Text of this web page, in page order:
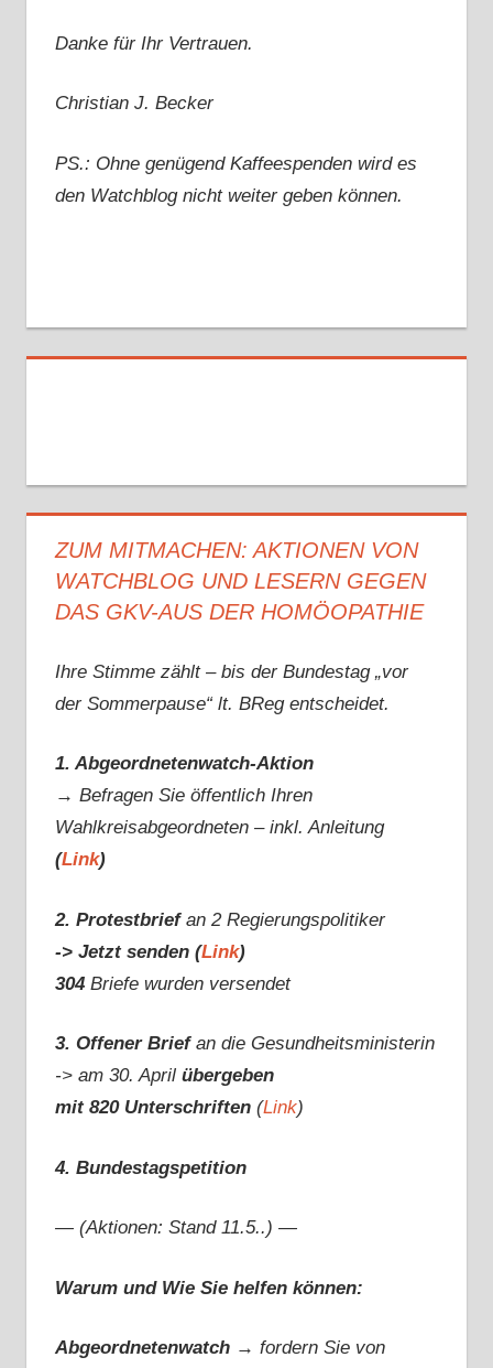
Danke für Ihr Vertrauen.
Christian J. Becker
PS.: Ohne genügend Kaffeespenden wird es
den Watchblog nicht weiter geben können.
ZUM MITMACHEN: AKTIONEN VON
WATCHBLOG UND LESERN GEGEN
DAS GKV-AUS DER HOMÖOPATHIE
Ihre Stimme zählt – bis der Bundestag „vor
der Sommerpause“ lt. BReg entscheidet.
1. Abgeordnetenwatch-Aktion
→ Befragen Sie öffentlich Ihren
Wahlkreisabgeordneten – inkl. Anleitung
(Link)
2. Protestbrief an 2 Regierungspolitiker
-> Jetzt senden (Link)
304Briefe wurden versendet
3. Offener Brief an die Gesundheitsministerin
-> am 30. April übergeben
mit 820 Unterschriften(Link)
4. Bundestagspetition
— (Aktionen: Stand 11.5..) —
Warum und Wie Sie helfen können:
Abgeordnetenwatch → fordern Sie von